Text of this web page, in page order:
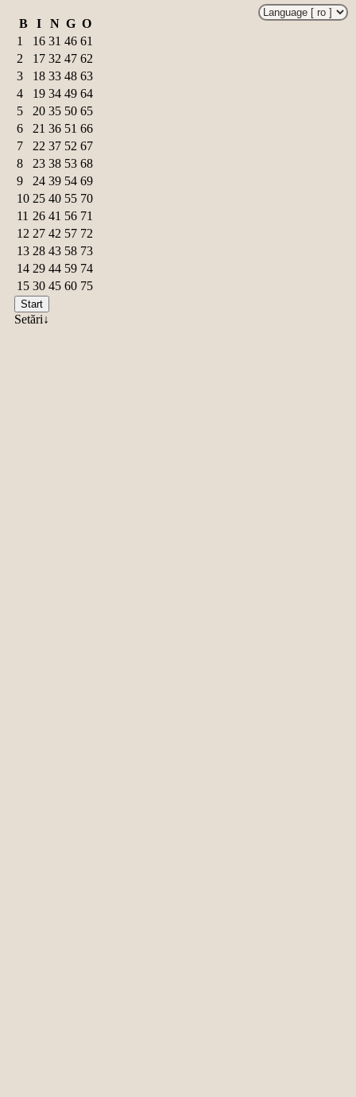
B I N G O
1
16 31 46 61
2
17 32 47 62
3
18 33 48 63
4
19 34 49 64
5
20 35 50 65
6
21 36 51 66
7
22 37 52 67
8
23 38 53 68
9
24 39 54 69
10 25 40 55 70
11 26 41 56 71
12 27 42 57 72
13 28 43 58 73
14 29 44 59 74
15 30 45 60 75
Start
Setări↓